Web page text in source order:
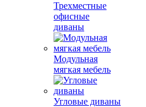
Трехместные
офисные
диваны
Модульная
мягкая мебель
Угловые диваны